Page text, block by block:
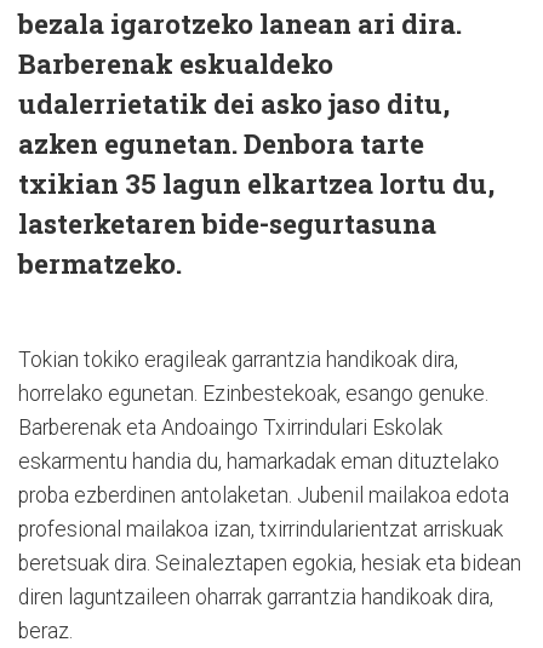
bezala igarotzeko lanean ari dira.
Barberenak eskualdeko
udalerrietatik dei asko jaso ditu,
azken egunetan. Denbora tarte
txikian 35 lagun elkartzea lortu du,
lasterketaren bide-segurtasuna
bermatzeko.
Tokian tokiko eragileak garrantzia handikoak dira,
horrelako egunetan. Ezinbestekoak, esango genuke.
Barberenak eta Andoaingo Txirrindulari Eskolak
eskarmentu handia du, hamarkadak eman dituztelako
proba ezberdinen antolaketan. Jubenil mailakoa edota
profesional mailakoa izan, txirrindularientzat arriskuak
beretsuak dira. Seinaleztapen egokia, hesiak eta bidean
diren laguntzaileen oharrak garrantzia handikoak dira,
beraz.